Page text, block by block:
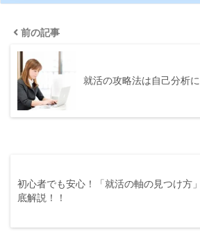
前の記事
就活の攻略法は自己分析
初心者でも安心！「就活の軸の見つけ方
底解説！！